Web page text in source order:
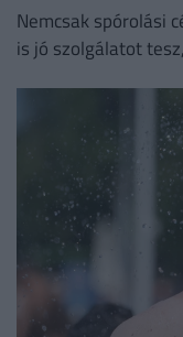
Nemcsak spórolási
is jó szolgálatot